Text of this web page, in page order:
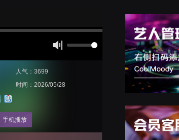
人气：3699
时间：2026/05/28
手机播放